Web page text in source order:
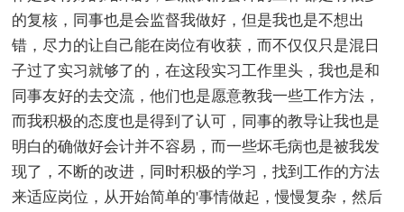
的复核，同事也是会监督我做好，但是我也是不想出
错，尽力的让自己能在岗位有收获，而不仅仅只是混日
子过了实习就够了的，在这段实习工作里头，我也是和
同事友好的去交流，他们也是愿意教我一些工作方法，
而我积极的态度也是得到了认可，同事的教导让我也是
明白的确做好会计并不容易，而一些坏毛病也是被我发
现了，不断的改进，同时积极的学习，找到工作的方法
来适应岗位，从开始简单的'事情做起，慢慢复杂，然后